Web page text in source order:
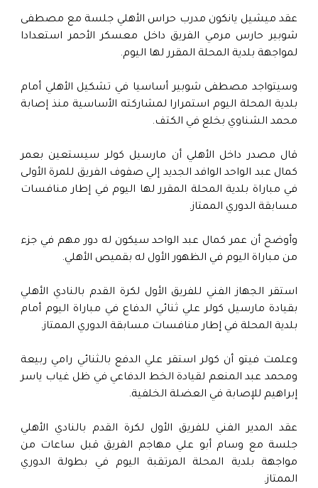
عقد ميشيل يانكون مدرب حراس الأهلي جلسة مع مصطفى
شوبير حارس مرمي الفريق داخل معسكر الأحمر استعدادا
لمواجهة بلدية المحلة المقرر لها اليوم.
وسيتواجد مصطفى شوبير أساسيا في تشكيل الأهلي أمام
بلدية المحلة اليوم استمرارا لمشاركته الأساسية منذ إصابة
محمد الشناوي بخلع في الكتف.
قال مصدر داخل الأهلي أن مارسيل كولر سيستعين بعمر
كمال عبد الواحد الوافد الجديد إلي صفوف الفريق للمرة الأولى
في مباراة بلدية المحلة المقرر لها اليوم في إطار منافسات
مسابقة الدوري الممتاز.
وأوضح أن عمر كمال عبد الواحد سيكون له دور مهم في جزء
من مباراة اليوم في الظهور الأول له بقميص الأهلي.
استقر الجهاز الفني للفريق الأول لكرة القدم بالنادي الأهلي
بقيادة مارسيل كولر علي ثنائي الدفاع في مباراة اليوم أمام
بلدية المحلة في إطار منافسات مسابقة الدوري الممتاز.
وعلمت فيتو أن كولر استقر علي الدفع بالثنائي رامي ربيعة
ومحمد عبد المنعم لقيادة الخط الدفاعي في ظل غياب ياسر
إبراهيم للإصابة في العضلة الخلفية.
عقد المدير الفني للفريق الأول لكرة القدم بالنادي الأهلي
جلسة مع وسام أبو علي مهاجم الفريق قبل ساعات من
مواجهة بلدية المحلة المرتقبة اليوم في بطولة الدوري
الممتاز.